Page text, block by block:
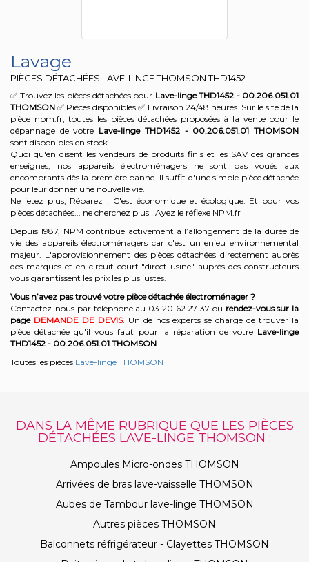
Lavage
PIÈCES DÉTACHÉES LAVE-LINGE THOMSONTHD1452
✅ Trouvez les pièces détachées pour Lave-linge THD1452 - 00.206.051.01
THOMSON✅ Pièces disponibles ✅ Livraison 24/48 heures. Sur le site de la
pièce npm.fr, toutes les pièces détachées proposées à la vente pour le
dépannage de votre Lave-linge THD1452 - 00.206.051.01 THOMSON
sont disponibles en stock.
Quoi qu'en disent les vendeurs de produits finis et les SAV des grandes
enseignes, nos appareils électroménagers ne sont pas voués aux
encombrants dès la première panne. Il suffit d'une simple pièce détachée
pour leur donner une nouvelle vie.
Ne jetez plus, Réparez ! C'est économique et écologique. Et pour vos
pièces détachées... ne cherchez plus ! Ayez le réflexe NPM.fr
Depuis 1987, NPM contribue activement à l’allongement de la durée de
vie des appareils électroménagers car c'est un enjeu environnemental
majeur. L'approvisionnement des pièces détachées directement auprès
des marques et en circuit court "direct usine" auprès des constructeurs
vous garantissent les prix les plus justes.
Vous n’avez pas trouvé votre pièce détachée électroménager ?
Contactez-nous par téléphone au 03 20 62 27 37 ou rendez-vous sur la
page DEMANDE DE DEVIS. Un de nos experts se charge de trouver la
pièce détachée qu'il vous faut pour la réparation de votre Lave-linge
THD1452 - 00.206.051.01 THOMSON
Toutes les pièces Lave-linge THOMSON
DANS LA MÊME RUBRIQUE QUE LES PIÈCES
DÉTACHÉES LAVE-LINGE THOMSON :
Ampoules Micro-ondes THOMSON
Arrivées de bras lave-vaisselle THOMSON
Aubes de Tambour lave-linge THOMSON
Autres pièces THOMSON
Balconnets réfrigérateur - Clayettes THOMSON